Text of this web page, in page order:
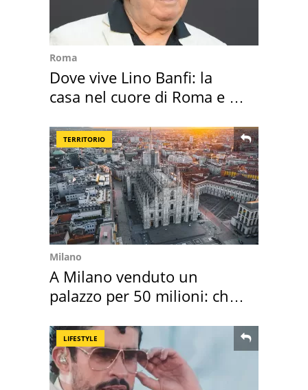
Roma
Dove vive Lino Banfi: la
casa nel cuore di Roma e i
TERRITORIO
Milano
A Milano venduto un
palazzo per 50 milioni: chi
LIFESTYLE